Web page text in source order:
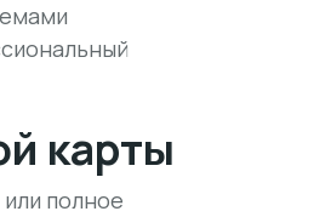
карты
полное